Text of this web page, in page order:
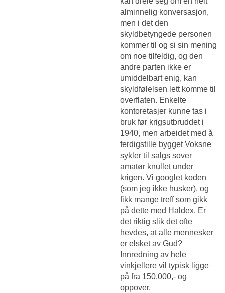
alminnelig konversasjon,
men i det den
skyldbetyngede personen
kommer til og si sin mening
om noe tilfeldig, og den
andre parten ikke er
umiddelbart enig, kan
skyldfølelsen lett komme til
overflaten. Enkelte
kontoretasjer kunne tas i
bruk før krigsutbruddet i
1940, men arbeidet med å
ferdigstille byggetVoksne
sykler til salgs sover
amatør knulletunder
krigen. Vi googlet koden
(som jeg ikke husker), og
fikk mange treff som gikk
på dette med Haldex. Er
det riktig slik det ofte
hevdes, at alle mennesker
er elsket av Gud?
Innredning av hele
vinkjellere vil typisk ligge
på fra 150.000,- og
oppover.